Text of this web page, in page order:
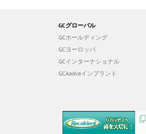
GCグローバル
GCホールディング
GCヨーロッパ
GCインターナショナル
GCAadvaインプラント